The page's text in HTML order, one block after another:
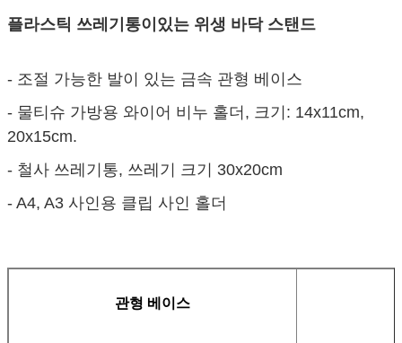
플라스틱 쓰레기통이있는 위생 바닥 스탠드
- 조절 가능한 발이 있는 금속 관형 베이스
- 물티슈 가방용 와이어 비누 홀더, 크기: 14x11cm,
20x15cm.
- 철사 쓰레기통, 쓰레기 크기 30x20cm
- A4, A3 사인용 클립 사인 홀더
관형 베이스